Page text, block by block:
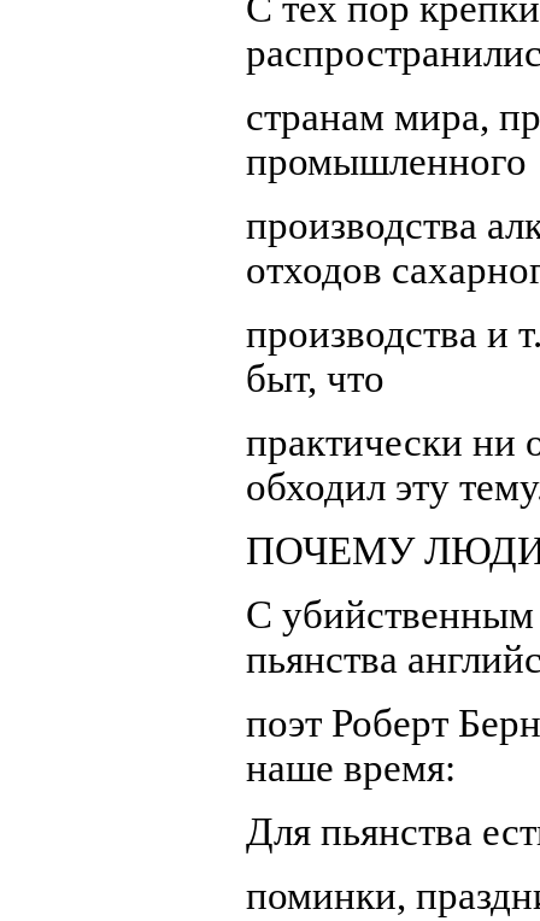
странам мира,
промышленного
производства
отходов
производства и
быт, что
практически ни
обходил эту
ПОЧЕМУ
С убийственным
пьянства
поэт Роберт
наше время:
Для пьянства
поминки,